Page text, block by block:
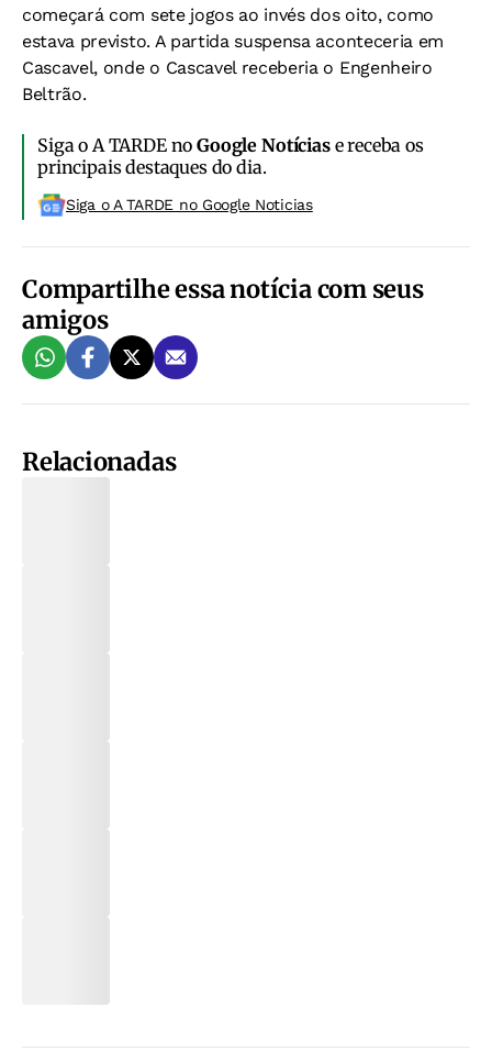
começará com sete jogos ao invés dos oito, como
estava previsto. A partida suspensa aconteceria em
Cascavel, onde o Cascavel receberia o Engenheiro
Beltrão.
Siga o A TARDE noGoogle Notíciase receba os
principais destaques do dia.
Siga o A TARDE no Google Noticias
Compartilhe essa notícia com seus
amigos
Relacionadas